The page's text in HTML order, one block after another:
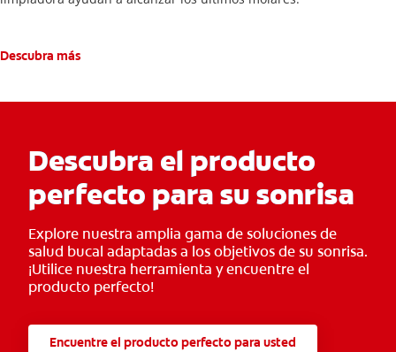
Descubra más
Descubra el producto
perfecto para su sonrisa
Explore nuestra amplia gama de soluciones de
salud bucal adaptadas a los objetivos de su sonrisa.
¡Utilice nuestra herramienta y encuentre el
producto perfecto!
Encuentre el producto perfecto para usted